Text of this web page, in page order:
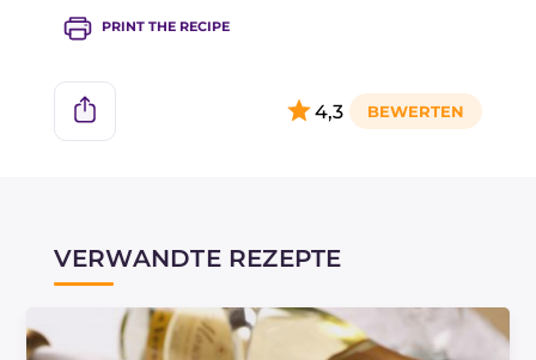
PRINT THE RECIPE
4,3
VERWANDTE REZEPTE